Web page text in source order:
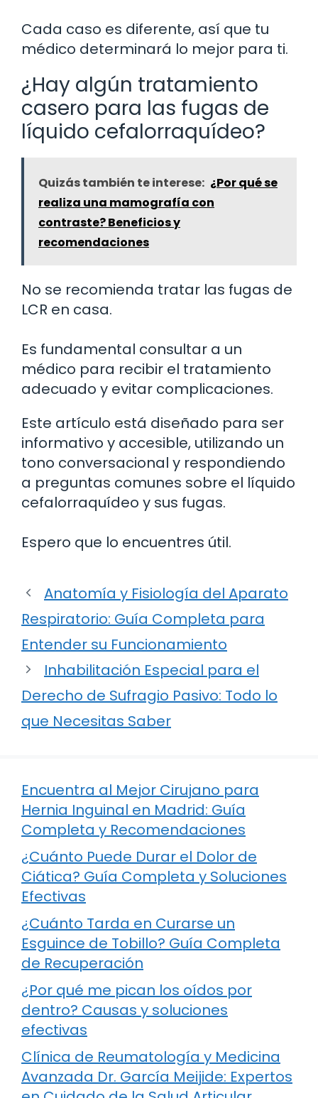
Cada caso es diferente, así que tu
médico determinará lo mejor para ti.
¿Hay algún tratamiento
casero para las fugas de
líquido cefalorraquídeo?
Quizás también te interese: ¿Por qué se
realiza una mamografía con
contraste? Beneficios y
recomendaciones
No se recomienda tratar las fugas de
LCR en casa.
Es fundamental consultar a un
médico para recibir el tratamiento
adecuado y evitar complicaciones.
Este artículo está diseñado para ser
informativo y accesible, utilizando un
tono conversacional y respondiendo
a preguntas comunes sobre el líquido
cefalorraquídeo y sus fugas.
Espero que lo encuentres útil.
Anatomía y Fisiología del Aparato
Respiratorio: Guía Completa para
Entender su Funcionamiento
Inhabilitación Especial para el
Derecho de Sufragio Pasivo: Todo lo
que Necesitas Saber
Encuentra al Mejor Cirujano para
Hernia Inguinal en Madrid: Guía
Completa y Recomendaciones
¿Cuánto Puede Durar el Dolor de
Ciática? Guía Completa y Soluciones
Efectivas
¿Cuánto Tarda en Curarse un
Esguince de Tobillo? Guía Completa
de Recuperación
¿Por qué me pican los oídos por
dentro? Causas y soluciones
efectivas
Clínica de Reumatología y Medicina
Avanzada Dr. García Meijide: Expertos